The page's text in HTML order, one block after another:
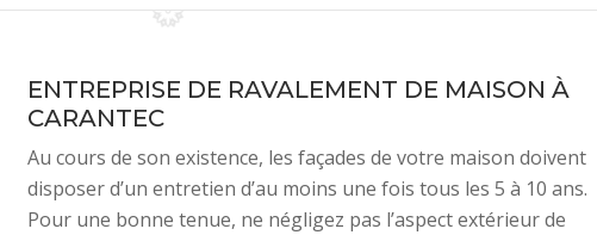
ENTREPRISE DE RAVALEMENT DE MAISON À
CARANTEC
Au cours de son existence, les façades de votre maison doivent
disposer d’un entretien d’au moins une fois tous les 5 à 10 ans.
Pour une bonne tenue, ne négligez pas l’aspect extérieur de